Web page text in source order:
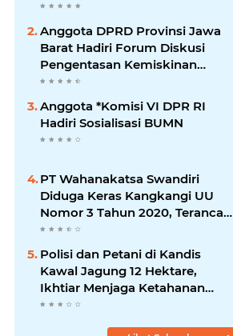
Anggota DPRD Provinsi Jawa
Barat Hadiri Forum Diskusi
Pengentasan Kemiskinan
Bersama LPK Trisakti
Anggota *Komisi VI DPR RI
Hadiri Sosialisasi BUMN
PT Wahanakatsa Swandiri
Diduga Keras Kangkangi UU
Nomor 3 Tahun 2020, Terancam
Pidana Dan Denda
Polisi dan Petani di Kandis
Kawal Jagung 12 Hektare,
Ikhtiar Menjaga Ketahanan
Pangan